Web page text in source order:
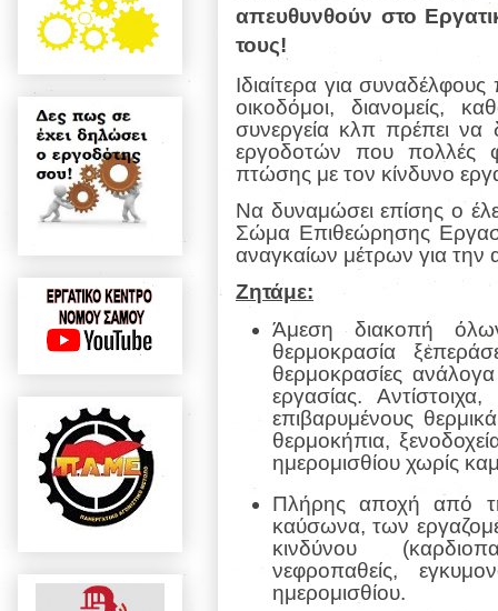
απευθυνθούν στο
τους!
Ιδιαίτερα για
οικοδόμοι, διανομείς,
συνεργεία κλπ πρέπει να
εργοδοτών που πολλές
πτώσης με τον κίνδυνο
Να δυναμώσει επίσης ο
Σώμα Επιθεώρησης
αναγκαίων μέτρων για την
Ζητάμε:
Άμεση διακοπή
θερμοκρασία
θερμοκρασίες
εργασίας.
επιβαρυμένους
θερμοκήπια,
ημερομισθίου χωρίς
Πλήρης αποχή από
καύσωνα, των
κινδύνου
νεφροπαθείς,
ημερομισθίου.